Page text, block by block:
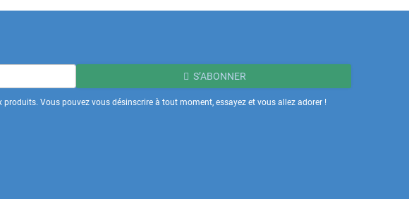
S’ABONNER
Vous pouvez vous désinscrire à tout moment, essayez et vous allez adorer !